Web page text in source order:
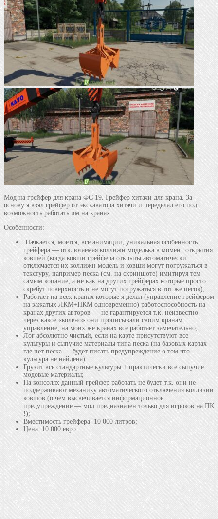
Мод на грейфер для крана ФС 19. Грейфер хитачи для крана. За
основу я взял грейфер от экскаватора хитачи и переделал его под
возможность работать им на кранах.
Особенности:
Пачкается, моется, все анимации, уникальная особенность
грейфера — отключаемая коллижн моделька в момент открытия
ковшей (когда ковши грейфера открыты автоматически
отключается их коллижн модель и ковши могут погружаться в
текстуру, например песка (см. на скриншоте) имитируя тем
самым копание, а не как на других грейферах которые просто
скребут поверхность и не могут погружаться в тот же песок);
Работает на всех кранах которые я делал (управление грейфером
на зажатых ЛКМ+ПКМ одновременно) работоспособность на
кранах других авторов — не гарантируется т.к. неизвестно
через какое «колено» они прописывали своим кранам
управление, на моих же кранах все работает замечательно;
Лог абсолютно чистый, если на карте присутствуют все
культуры и сыпучие материалы типа песка (на базовых картах
где нет песка — будет писать предупреждение о том что
культура не найдена)
Грузит все стандартные культуры + практически все сыпучие
модовые материалы;
На консолях данный грейфер работать не будет т.к. они не
поддерживают механику автоматического отключения коллизии
ковшов (о чем высвечивается информационное
предупреждение — мод предназначен только для игроков на ПК
!);
Вместимость грейфера: 10 000 литров;
Цена: 10 000 евро.